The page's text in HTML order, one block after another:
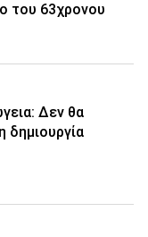
του 63χρονου
Δεν θα
δημιουργία